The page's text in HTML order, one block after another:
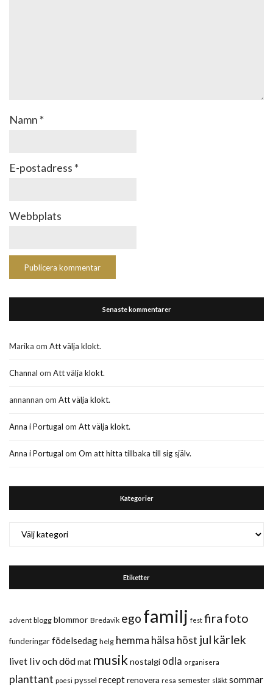
Namn *
E-postadress *
Webbplats
Senaste kommentarer
Marika om Att välja klokt.
Channal om Att välja klokt.
annannan om Att välja klokt.
Anna i Portugal om Att välja klokt.
Anna i Portugal om Om att hitta tillbaka till sig själv.
Kategorier
Etiketter
advent blogg blommor Bredavik ego familj fest fira foto
funderingarfödelsedag helg hemma hälsa höst jul kärlek
livet liv och dödmat musik nostalgi odla organisera
planttant poesi pyssel receptrenovera resa semester släkt sommar